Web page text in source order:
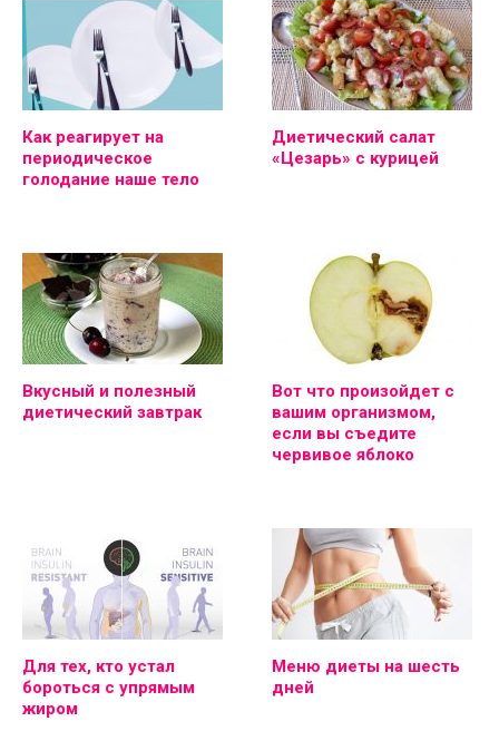
Как реагирует на
периодическое
голодание наше тело
Диетический салат
«Цезарь» с курицей
Вкусный и полезный
диетический завтрак
Вот что произойдет с
вашим организмом,
если вы съедите
червивое яблоко
Для тех, кто устал
бороться с упрямым
жиром
Меню диеты на шесть
дней